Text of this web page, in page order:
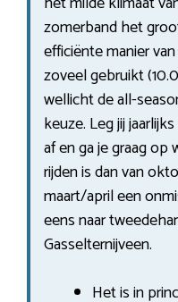
zomerband het
efficiënte manier
zoveel gebruikt
wellicht de all-
keuze. Leg jij
af en ga je graag
rijden is dan van
maart/april een
eens naar
Gasselternijveen.
Het is in